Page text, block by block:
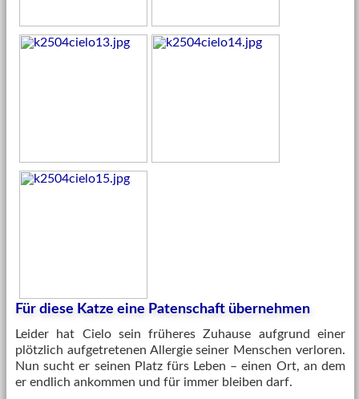
Für diese Katze eine Patenschaft übernehmen
Leider hat Cielo sein früheres Zuhause aufgrund einer
plötzlich aufgetretenen Allergie seiner Menschen verloren.
Nun sucht er seinen Platz fürs Leben – einen Ort, an dem
er endlich ankommen und für immer bleiben darf.